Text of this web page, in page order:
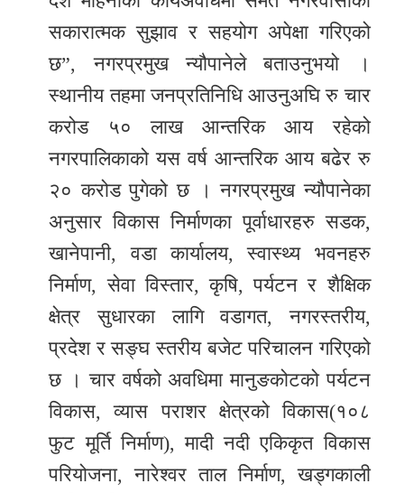
सकारात्मक सुझाव र सहयोग अपेक्षा गरिएको
छ”, नगरप्रमुख न्यौपानेले बताउनुभयो ।
स्थानीय तहमा जनप्रतिनिधि आउनुअघि रु चार
करोड ५० लाख आन्तरिक आय रहेको
नगरपालिकाको यस वर्ष आन्तरिक आय बढेर रु
२० करोड पुगेको छ । नगरप्रमुख न्यौपानेका
अनुसार विकास निर्माणका पूर्वाधारहरु सडक,
खानेपानी, वडा कार्यालय, स्वास्थ्य भवनहरु
निर्माण, सेवा विस्तार, कृषि, पर्यटन र शैक्षिक
क्षेत्र सुधारका लागि वडागत, नगरस्तरीय,
प्रदेश र सङ्घ स्तरीय बजेट परिचालन गरिएको
छ । चार वर्षको अवधिमा मानुङकोटको पर्यटन
विकास, व्यास पराशर क्षेत्रको विकास(१०८
फुट मूर्ति निर्माण), मादी नदी एकिकृत विकास
परियोजना, नारेश्वर ताल निर्माण, खड्गकाली